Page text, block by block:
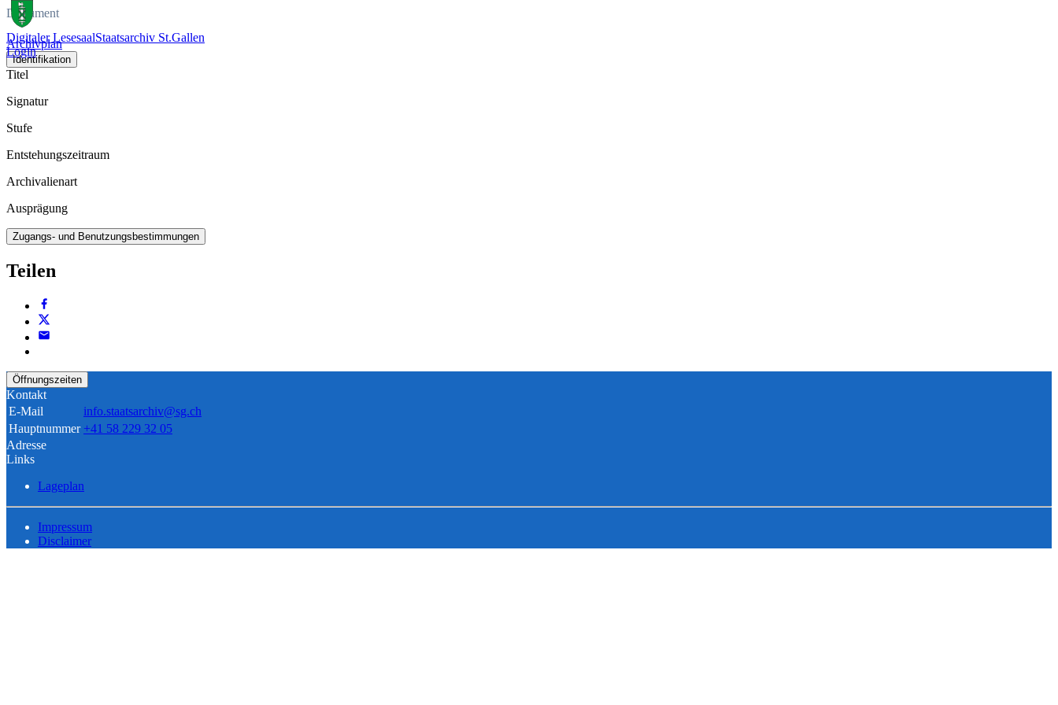
Digitaler LesesaalStaatsarchiv St.Gallen
Login
Dokument
Archivplan
Identifikation
Titel
Signatur
Stufe
Entstehungszeitraum
Archivalienart
Ausprägung
Zugangs- und Benutzungsbestimmungen
Teilen
Öffnungszeiten
Kontakt
E-Mail
info.staatsarchiv@sg.ch
Hauptnummer +41 58 229 32 05
Adresse
Links
Lageplan
Impressum
Disclaimer